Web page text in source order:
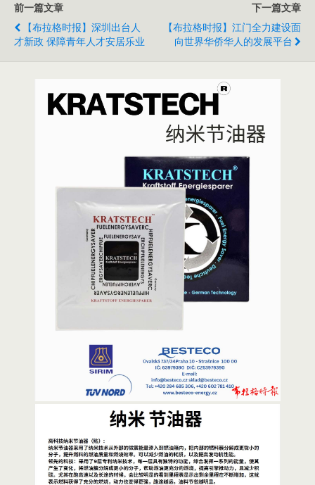
前一篇文章
【布拉格时报】深圳出台人
才新政 保障青年人才安居乐业
下一篇文章
【布拉格时报】江门全力建设面
向世界华侨华人的发展平台